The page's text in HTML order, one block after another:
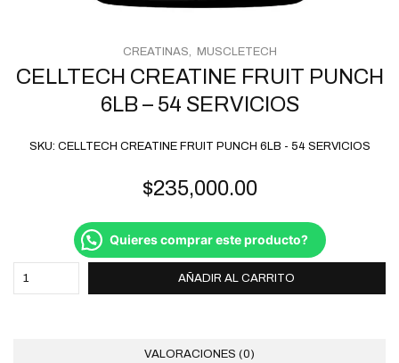
CELLTECH CREATINE FRUIT PUNCH
6LB – 54 SERVICIOS
$235,000.00
SKU: CELLTECH CREATINE FRUIT PUNCH 6LB - 54 SERVICIOS
Quieres comprar este producto?
AÑADIR AL CARRITO
CREATINAS MUSCLETECH
VALORACIONES (0)